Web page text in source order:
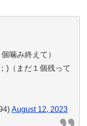
噛み終えて）
)（まだ１個残って
August 12, 2023